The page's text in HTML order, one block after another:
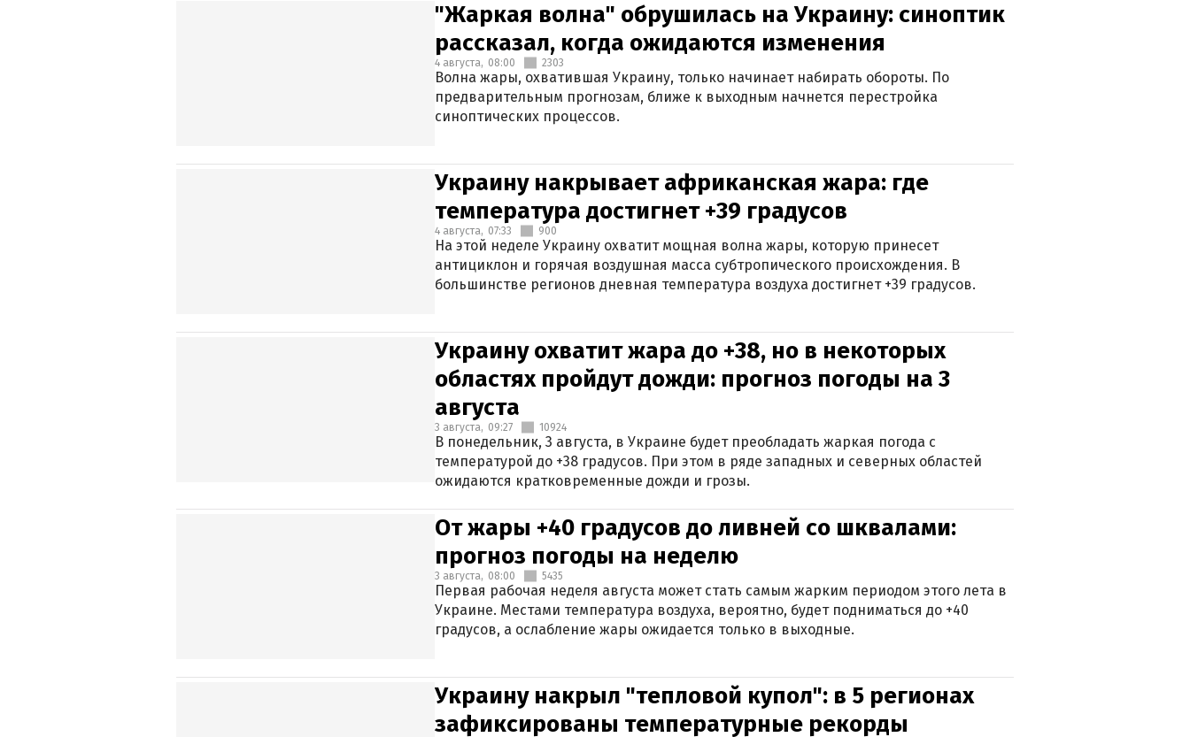
"Жаркая волна" обрушилась на Украину: синоптик
рассказал, когда ожидаются изменения
4 августа, 08:00 2303
Волна жары, охватившая Украину, только начинает набирать обороты. По
предварительным прогнозам, ближе к выходным начнется перестройка
синоптических процессов.
Украину накрывает африканская жара: где
температура достигнет +39 градусов
4 августа, 07:33 900
На этой неделе Украину охватит мощная волна жары, которую принесет
антициклон и горячая воздушная масса субтропического происхождения. В
большинстве регионов дневная температура воздуха достигнет +39 градусов.
Украину охватит жара до +38, но в некоторых
областях пройдут дожди: прогноз погоды на 3
августа
3 августа, 09:27 10924
В понедельник, 3 августа, в Украине будет преобладать жаркая погода с
температурой до +38 градусов. При этом в ряде западных и северных областей
ожидаются кратковременные дожди и грозы.
От жары +40 градусов до ливней со шквалами:
прогноз погоды на неделю
3 августа, 08:00 5435
Первая рабочая неделя августа может стать самым жарким периодом этого лета в
Украине. Местами температура воздуха, вероятно, будет подниматься до +40
градусов, а ослабление жары ожидается только в выходные.
Украину накрыл "тепловой купол": в 5 регионах
зафиксированы температурные рекорды